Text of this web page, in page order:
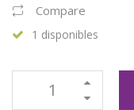
Compare
1 disponibles